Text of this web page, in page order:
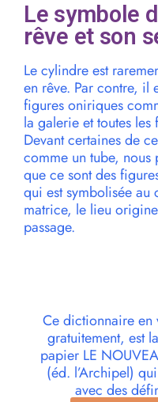
Le symbole
rêve et son
Le cylindre est
en rêve. Par contre, il
figures oniriques
la galerie et toutes
Devant certaines de
comme un tube, nous
que ce sont des
qui est symbolisée au
matrice, le lieu
passage.
Ce dictionnaire en
gratuitement, est
papier LE
(éd. l’Archipel)
avec des